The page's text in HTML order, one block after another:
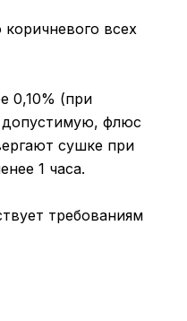
всех
0,10% (при
флюс
сушке при
1 часа.
требованиям